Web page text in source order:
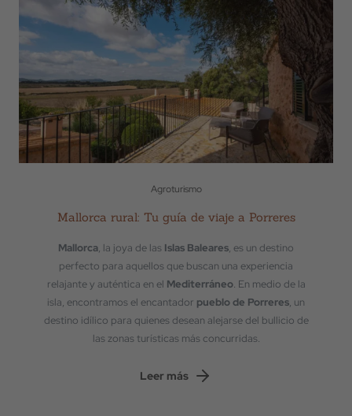
Agroturismo
Mallorca rural: Tu guía de viaje a Porreres
Mallorca, la joya de las Islas Baleares, es un destino
perfecto para aquellos que buscan una experiencia
relajante y auténtica en el Mediterráneo. En medio de la
isla, encontramos el encantador pueblo de Porreres, un
destino idílico para quienes desean alejarse del bullicio de
las zonas turísticas más concurridas.
Leer más